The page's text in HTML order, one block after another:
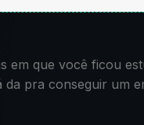
em que você ficou
pra conseguir um